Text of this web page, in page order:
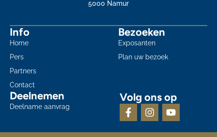
5000 Namur
Info
Home
Pers
Partners
Contact
Bezoeken
Exposanten
Plan uw bezoek
Deelnemen
Deelname aanvrag
Volg ons op